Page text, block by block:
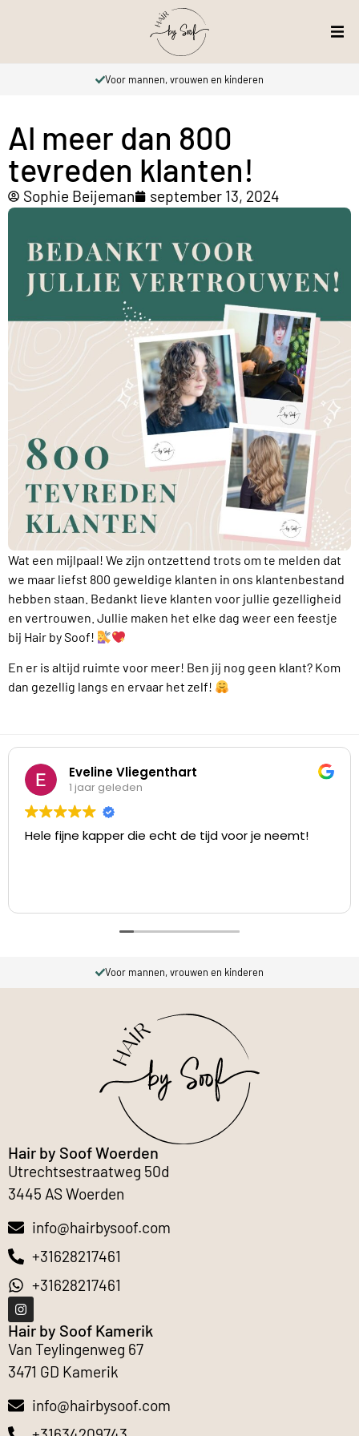
Voor mannen, vrouwen en kinderen
Al meer dan 800
tevreden klanten!
Sophie Beijeman september 13, 2024
Wat een mijlpaal! We zijn ontzettend trots om te melden dat
we maar liefst 800 geweldige klanten in ons klantenbestand
hebben staan. Bedankt lieve klanten voor jullie gezelligheid
en vertrouwen. Jullie maken het elke dag weer een feestje
bij Hair by Soof!
En er is altijd ruimte voor meer! Ben jij nog geen klant? Kom
dan gezellig langs en ervaar het zelf!
Eveline Vliegenthart
1 jaar geleden
Hele fijne kapper die echt de tijd voor je neemt!
Voor mannen, vrouwen en kinderen
Hair by Soof Woerden
Utrechtsestraatweg 50d
3445 AS Woerden
info@hairbysoof.com
+31628217461
+31628217461
Hair by Soof Kamerik
Van Teylingenweg 67
3471 GD Kamerik
info@hairbysoof.com